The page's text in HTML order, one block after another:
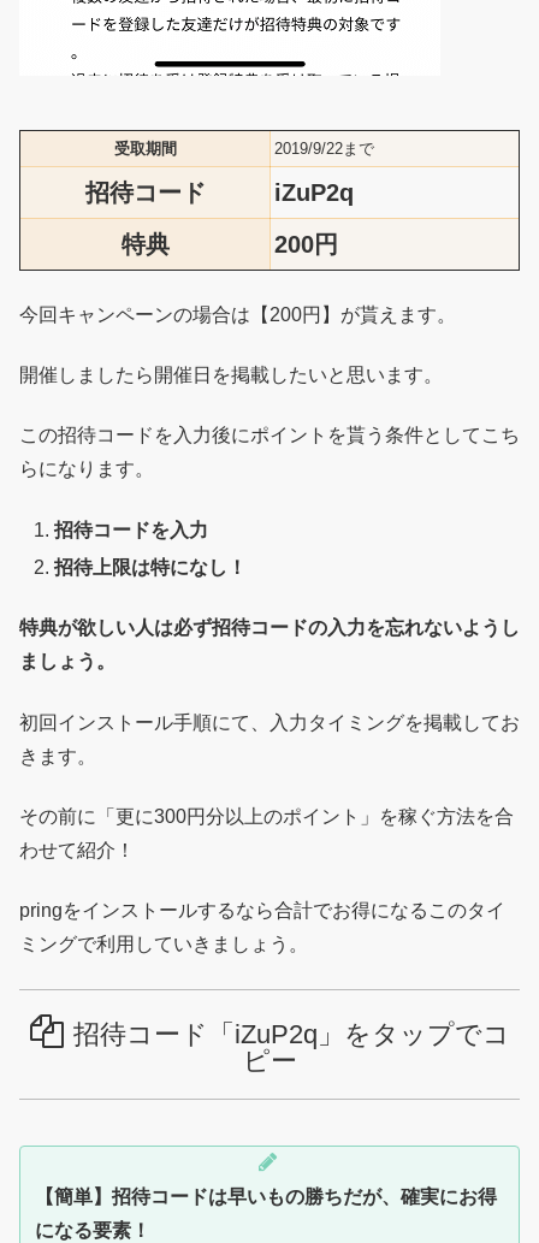
受取期間 2019/9/22まで
招待コード
iZuP2q
特典
200円
今回キャンペーンの場合は【200円】が貰えます。
開催しましたら開催日を掲載したいと思います。
この招待コードを入力後にポイントを貰う条件としてこち
らになります。
招待コードを入力
招待上限は特になし！
特典が欲しい人は必ず招待コードの入力を忘れないようし
ましょう。
初回インストール手順にて、入力タイミングを掲載してお
きます。
その前に「更に300円分以上のポイント」を稼ぐ方法を合
わせて紹介！
pringをインストールするなら合計でお得になるこのタイ
ミングで利用していきましょう。
招待コード「iZuP2q」をタップでコ
ピー
【簡単】招待コードは早いもの勝ちだが、確実にお得
になる要素！